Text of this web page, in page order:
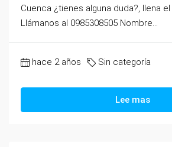
Cuenca ¿tienes alguna duda?, llena
Llámanos al 0985308505 Nombre...
hace 2 años Sin categoría
Lee mas